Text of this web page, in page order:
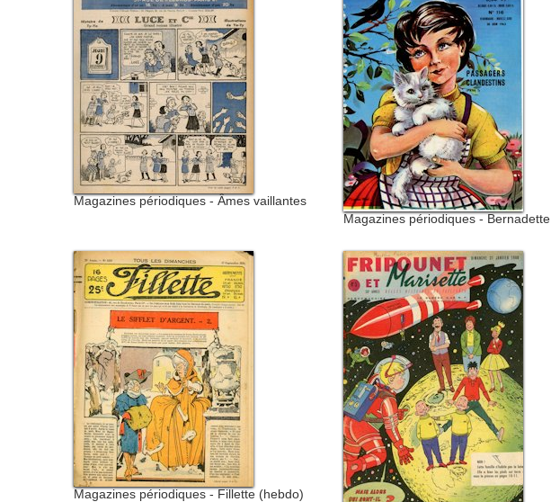
Magazines périodiques - Âmes vaillantes
Magazines périodiques - Bernadette
Magazines périodiques - Fillette (hebdo)